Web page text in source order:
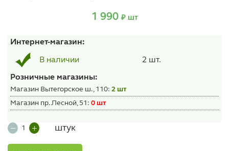
1 990 ₽ шт
Интернет-магазин:
В наличии 2 шт.
Розничные магазины:
Магазин Вытегорское ш., 110: 2 шт
Магазин пр. Лесной, 51: 0 шт
штук